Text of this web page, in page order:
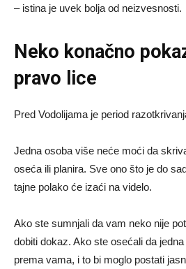
– istina je uvek bolja od neizvesnosti.
Neko konačno
pravo lice
Pred Vodolijama je period
Jedna osoba više neće moći da
oseća ili planira. Sve ono što je do
tajne polako će izaći na videlo.
Ako ste sumnjali da vam neko nije
dobiti dokaz. Ako ste osećali da
prema vama, i to bi moglo postati